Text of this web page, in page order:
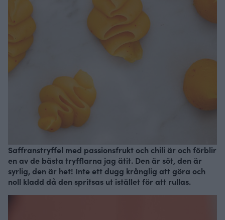
Saffranstryffel med passionsfrukt och chili är och förblir
en av de bästa tryfflarna jag ätit. Den är söt, den är
syrlig, den är het! Inte ett dugg krånglig att göra och
noll kladd då den spritsas ut istället för att rullas.